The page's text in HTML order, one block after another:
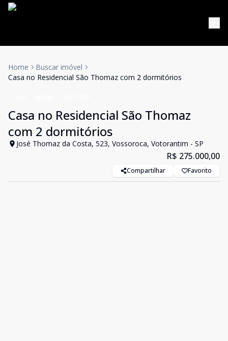
Home
Buscar imóvel
Casa no Residencial São Thomaz com 2 dormitórios
Casa no Residencial São Thomaz
com 2 dormitórios
José Thomaz da Costa, 523, Vossoroca, Votorantim - SP
R$ 275.000,00
Compartilhar Favorito